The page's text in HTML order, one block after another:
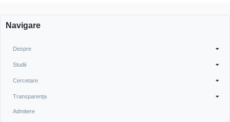
Navigare
Despre
Studii
Cercetare
Transparența
Admitere